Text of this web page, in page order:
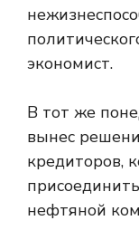
экономист.
В тот же
вынес
кредиторов,
нефтяной